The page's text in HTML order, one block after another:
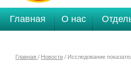
Главная О нас
Главная / Новости / Исследование